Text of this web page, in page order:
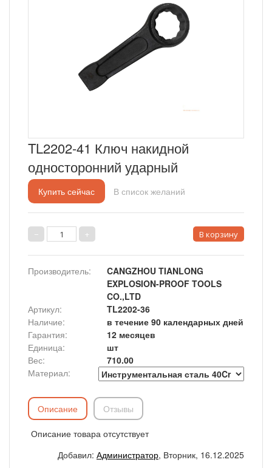
TL2202-41 Ключ накидной
односторонний ударный
Купить сейчас В список желаний
Производитель:
CANGZHOU TIANLONG
EXPLOSION-PROOF TOOLS
CO.,LTD
Артикул:
TL2202-36
Наличие:
в течение 90 календарных дней
Гарантия:
12 месяцев
Единица:
шт
Вес:
710.00
Материал:
Описание Отзывы
Описание товара отсутствует
Добавил: Администратор, Вторник, 16.12.2025